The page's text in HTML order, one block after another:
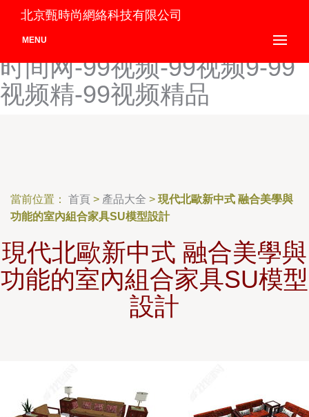
99人中-99日韩精品-99三级
视频-99色亚洲-99色在线-99
时间网-99视频-99视频9-99
视频精-99视频精品
北京甄時尚網絡科技有限公司
MENU
當前位置： 首頁 > 產品大全 > 現代北歐新中式 融合美學與
功能的室內組合家具SU模型設計
現代北歐新中式 融合美學與
功能的室內組合家具SU模型
設計